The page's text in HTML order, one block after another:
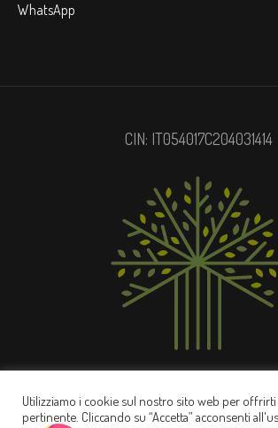
WhatsApp
CIN: IT054017C204031414
Privacy Policy / © 2022 Casale
Utilizziamo i cookie sul nostro sito web per
pertinente. Cliccando su “Accetta” acconsenti